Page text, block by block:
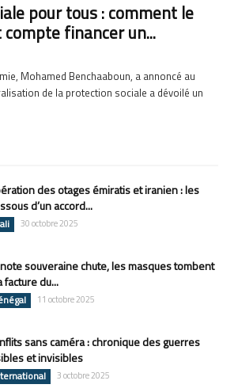
pour tous : comment le
financer un...
Mohamed Benchaaboun, a annoncé au
de la protection sociale a dévoilé un
des otages émiratis et iranien : les
d’un accord...
30 octobre 2025
souveraine chute, les masques tombent
facture du...
11 octobre 2025
sans caméra : chronique des guerres
et invisibles
3 octobre 2025